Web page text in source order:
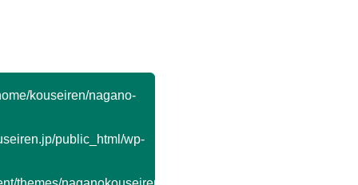
kouseiren/nagano-
public_html/wp-